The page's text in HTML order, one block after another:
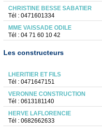
CHRISTINE BESSE SABATIER
Tél : 0471601334
MME VAISSADE ODILE
Tél : 04 71 60 10 42
Les constructeurs
LHERITIER ET FILS
Tél : 0471647151
VERONNE CONSTRUCTION
Tél : 0613181140
HERVE LAFLORENCIE
Tél : 0682662633